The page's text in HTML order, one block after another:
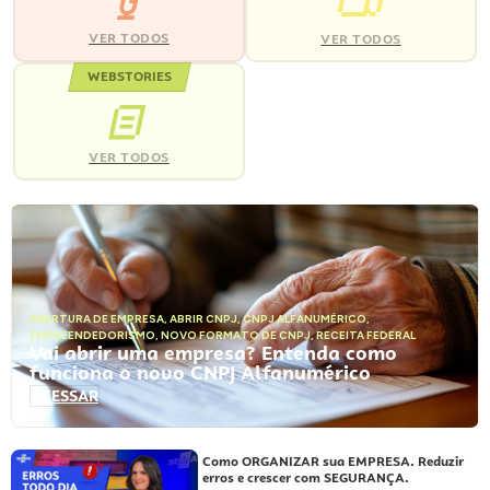
VER TODOS VER TODOS
WEBSTORIES
VER TODOS
ABERTURA DE EMPRESA, ABRIR CNPJ,CNPJ ALFANUMÉRICO,
EMPREENDEDORISMO, NOVO FORMATO DE CNPJ,RECEITA FEDERAL
Vai abrir uma empresa? Entenda como
funciona o novo CNPJ Alfanumérico
ACESSAR
Como ORGANIZAR sua EMPRESA. Reduzir
erros e crescer com SEGURANÇA.